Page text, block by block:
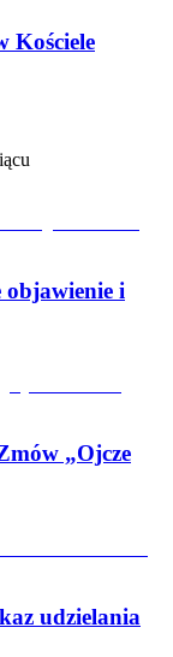
Kościele
objawienie i
„Ojcze
udzielania